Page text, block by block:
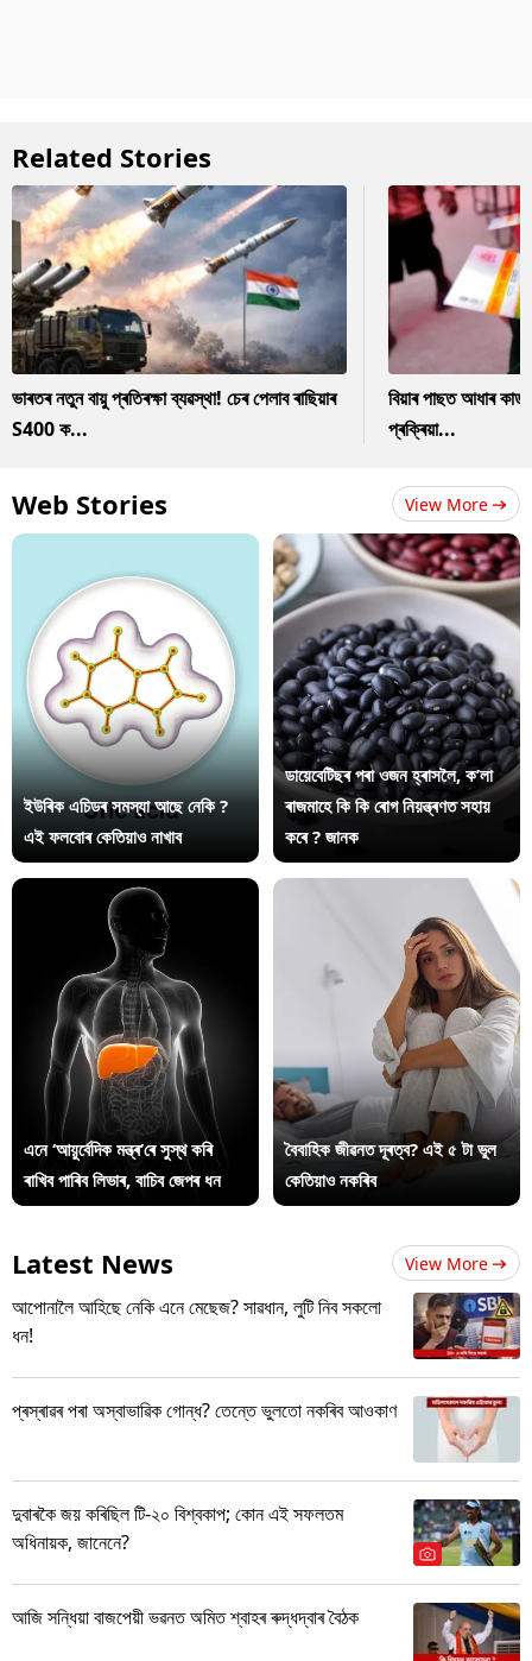
Related Stories
ভাৰতৰ নতুন বায়ু প্ৰতিৰক্ষা ব্যৱস্থা! চেৰ পেলাব ৰাছিয়াৰ
S400 ক...
বিয়াৰ পাছত আধাৰ
প্ৰক্ৰিয়া...
Web Stories View More
ইউৰিক এচিডৰ সমস্যা আছে নেকি ?
এই ফলবোৰ কেতিয়াও নাখাব
ডায়েবেটিছৰ পৰা ওজন হ্ৰাসলৈ, ক’লা
ৰাজমাহে কি কি ৰোগ নিয়ন্ত্ৰণত সহায়
কৰে ? জানক
এনে ‘আয়ুৰ্বেদিক মন্ত্ৰ’ৰে সুস্থ কৰি
ৰাখিব পাৰিব লিভাৰ, বাচিব জেপৰ ধন
বৈবাহিক জীৱনত দূৰত্ব? এই ৫ টা ভুল
কেতিয়াও নকৰিব
Latest News View More
আপোনালৈ আহিছে নেকি এনে মেছেজ? সাৱধান, লুটি নিব সকলো
ধন!
প্ৰস্ৰাৱৰ পৰা অস্বাভাৱিক গোন্ধ? তেন্তে ভুলতো নকৰিব আওকাণ
দুবাৰকৈ জয় কৰিছিল টি-২০ বিশ্বকাপ; কোন এই সফলতম
অধিনায়ক, জানেনে?
আজি সন্ধিয়া বাজপেয়ী ভৱনত অমিত শ্বাহৰ ৰুদ্ধদ্বাৰ বৈঠক